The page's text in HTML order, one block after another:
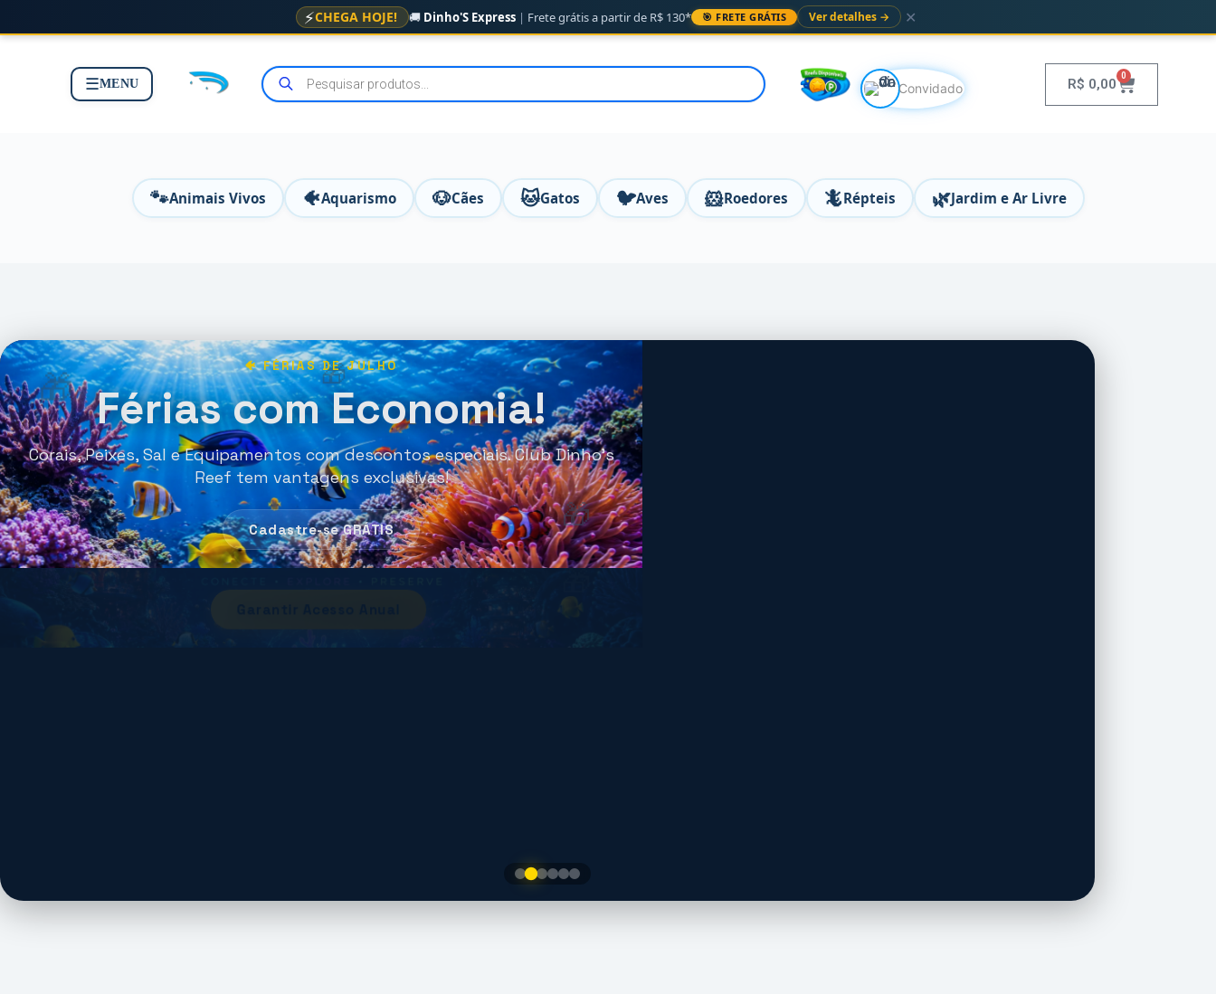
⚡CHEGA HOJE! 🚚 Dinho'S Express | Frete grátis a partir de R$ 130* 🎯 FRETE GRÁTIS Ver detalhes → ✕
☰MENU Convidado R$ 0,00
0
🐾Animais Vivos 🐠Aquarismo 🐶Cães 🐱Gatos 🐦Aves 🐹Roedores 🦎Répteis 🌿Jardim e Ar Livre
R$ 238,80
R$ 197,00
🎁
🎁
🎁
🐠 FÉRIAS DE JULHO
Férias com Economia!
Corais, Peixes, Sal e Equipamentos com descontos especiais. Club Dinho's
Reef tem vantagens exclusivas!
Cadastre-se GRÁTIS